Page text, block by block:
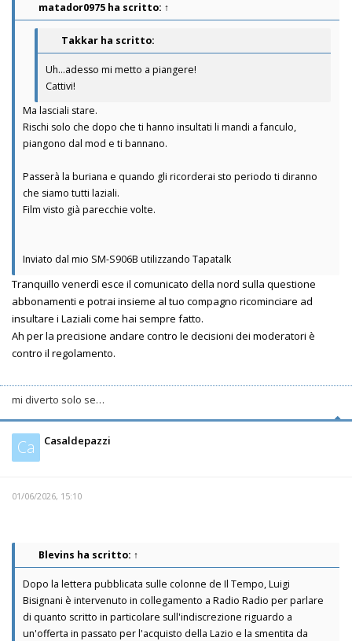
matador0975 ha scritto: ↑
Takkar ha scritto:
Uh...adesso mi metto a piangere!
Cattivi!
Ma lasciali stare.
Rischi solo che dopo che ti hanno insultati li mandi a fanculo,
piangono dal mod e ti bannano.
Passerà la buriana e quando gli ricorderai sto periodo ti diranno
che siamo tutti laziali.
Film visto già parecchie volte.
Inviato dal mio SM-S906B utilizzando Tapatalk
Tranquillo venerdì esce il comunicato della nord sulla questione
abbonamenti e potrai insieme al tuo compagno ricominciare ad
insultare i Laziali come hai sempre fatto.
Ah per la precisione andare contro le decisioni dei moderatori è
contro il regolamento.
mi diverto solo se…
Ca Casaldepazzi
01/06/2026, 15:10
Blevins ha scritto: ↑
Dopo la lettera pubblicata sulle colonne de Il Tempo, Luigi
Bisignani è intervenuto in collegamento a Radio Radio per parlare
di quanto scritto in particolare sull'indiscrezione riguardo a
un'offerta in passato per l'acquisto della Lazio e la smentita da